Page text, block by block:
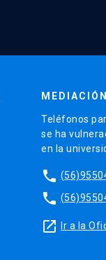
Teléfonos
se ha
en la
phone
phone
launch Ir a la